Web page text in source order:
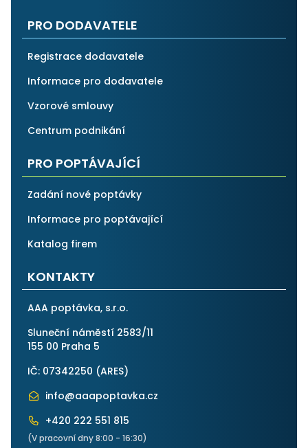
PRO DODAVATELE
Registrace dodavatele
Informace pro dodavatele
Vzorové smlouvy
Centrum podnikání
PRO POPTÁVAJÍCÍ
Zadání nové poptávky
Informace pro poptávající
Katalog firem
KONTAKTY
AAA poptávka, s.r.o.
Sluneční náměstí 2583/11
155 00 Praha 5
IČ: 07342250 (ARES)
info@aaapoptavka.cz
+420 222 551 815
(V pracovní dny 8:00 - 16:30)